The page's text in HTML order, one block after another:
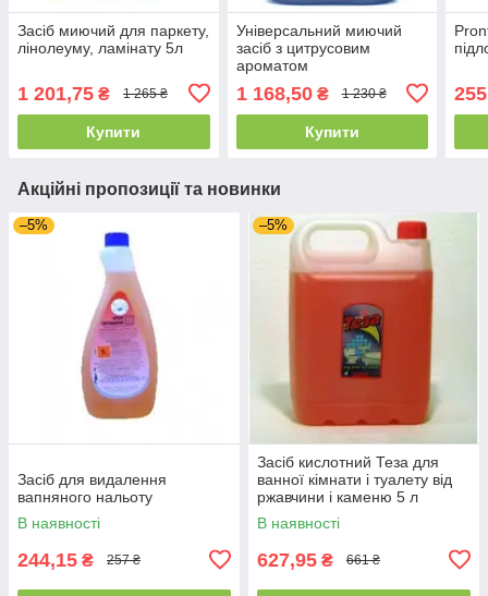
Засіб миючий для паркету,
лінолеуму, ламінату 5л
1 201,75 ₴ 1 265 ₴
Купити
Універсальний миючий
засіб з цитрусовим
ароматом
1 168,50₴ 1 230 ₴
Купити
Акційні пропозиції та новинки
–5%
Засіб для видалення
вапняного нальоту
В наявності
244,15 ₴ 257 ₴
–5%
Засіб кислотний Теза для
ванної кімнати і туалету від
ржавчини і каменю 5 л
В наявності
627,95 ₴ 661 ₴